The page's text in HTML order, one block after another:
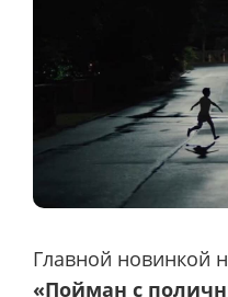
Главной новинкой
«Пойман с